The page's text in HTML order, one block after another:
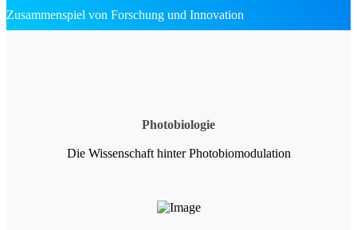
Zusammenspiel von Forschung und Innovation
Photobiologie
Die Wissenschaft hinter Photobiomodulation